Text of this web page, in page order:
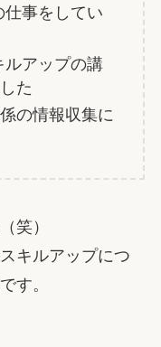
仕事をしてい
ルアップの講
た
の情報収集に
笑）
キルアップにつ
す。